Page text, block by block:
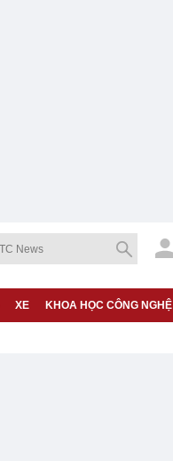
XE KHOA HỌC CÔNG NGHỆ